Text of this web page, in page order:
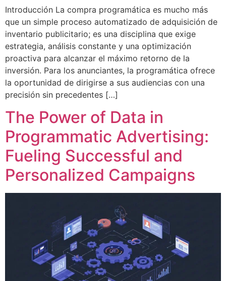
Introducción La compra programática es mucho más
que un simple proceso automatizado de adquisición de
inventario publicitario; es una disciplina que exige
estrategia, análisis constante y una optimización
proactiva para alcanzar el máximo retorno de la
inversión. Para los anunciantes, la programática ofrece
la oportunidad de dirigirse a sus audiencias con una
precisión sin precedentes […]
The Power of Data in
Programmatic Advertising:
Fueling Successful and
Personalized Campaigns